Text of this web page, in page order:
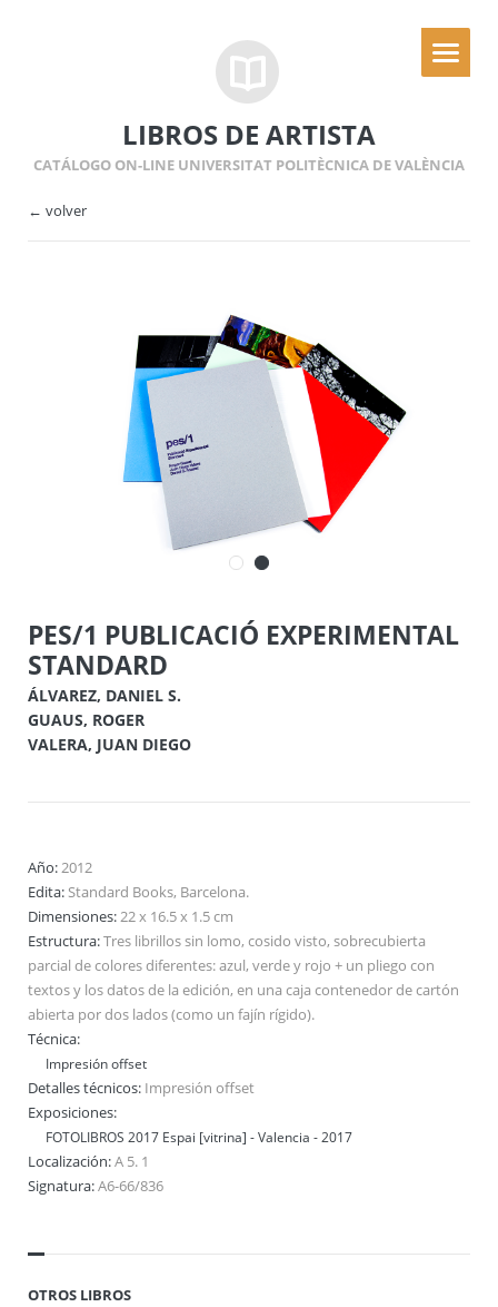
LIBROS DE ARTISTA
CATÁLOGO ON-LINE UNIVERSITAT POLITÈCNICA DE VALÈNCIA
← volver
PES/1 PUBLICACIÓ EXPERIMENTAL
STANDARD
ÁLVAREZ, DANIEL S.
GUAUS, ROGER
VALERA, JUAN DIEGO
Año:2012
Edita: Standard Books, Barcelona.
Dimensiones:22 x 16.5 x 1.5 cm
Estructura:Tres librillos sin lomo, cosido visto, sobrecubierta
parcial de colores diferentes: azul, verde y rojo + un pliego con
textos y los datos de la edición, en una caja contenedor de cartón
abierta por dos lados (como un fajín rígido).
Técnica:
Impresión offset
Detalles técnicos: Impresión offset
Exposiciones:
FOTOLIBROS 2017 Espai [vitrina] - Valencia - 2017
Localización:A 5. 1
Signatura:A6-66/836
OTROS LIBROS